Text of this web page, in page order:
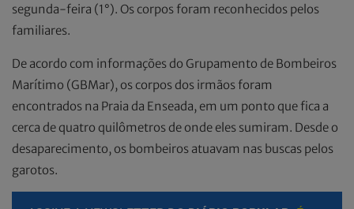
segunda-feira (1°). Os corpos foram reconhecidos pelos
familiares.
De acordo com informações do Grupamento de Bombeiros
Marítimo (GBMar), os corpos dos irmãos foram
encontrados na Praia da Enseada, em um ponto que fica a
cerca de quatro quilômetros de onde eles sumiram. Desde o
desaparecimento, os bombeiros atuavam nas buscas pelos
garotos.